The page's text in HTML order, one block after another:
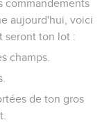
commandements
aujourd'hui, voici
seront ton lot :
champs.
de ton gros